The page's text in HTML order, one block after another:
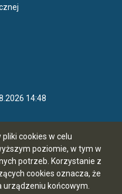
cookies w celu
poziomie, w tym w
potrzeb. Korzystanie z
cookies oznacza, że
końcowym.
14:48